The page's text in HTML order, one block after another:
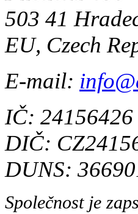
503 41
EU, Czech
E-mail:
IČ: 24156426
DIČ:
DUNS:
Společnost je